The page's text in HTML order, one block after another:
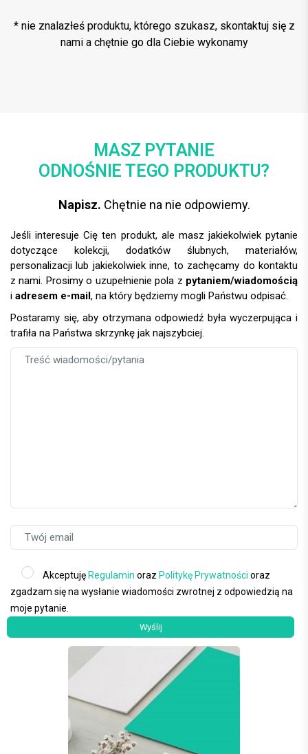
* nie znalazłeś produktu, którego szukasz, skontaktuj się z
nami a chętnie go dla Ciebie wykonamy
MASZ PYTANIE
ODNOŚNIE TEGO PRODUKTU?
Napisz. Chętnie na nie odpowiemy.
Jeśli interesuje Cię ten produkt, ale masz jakiekolwiek pytanie
dotyczące kolekcji, dodatków ślubnych, materiałów,
personalizacji lub jakiekolwiek inne, to zachęcamy do kontaktu
z nami. Prosimy o uzupełnienie pola z pytaniem/wiadomością
i adresem e-mail, na który będziemy mogli Państwu odpisać.
Postaramy się, aby otrzymana odpowiedź była wyczerpująca i
trafiła na Państwa skrzynkę jak najszybciej.
Akceptuję Regulamin oraz Politykę Prywatności oraz
zgadzam się na wysłanie wiadomości zwrotnej z odpowiedzią na
moje pytanie.